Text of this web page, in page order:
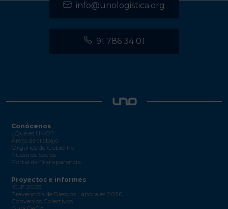
info@unologistica.org
91 786 34 01
Conócenos
¿Qué es UNO?
Áreas de trabajo
Órganos de Gobierno
Nuestros Socios
Portal de Transparencia
Proyectos e informes
ICLE 2023
Prevención de Riesgos Laborales 2026
Convenios Colectivos